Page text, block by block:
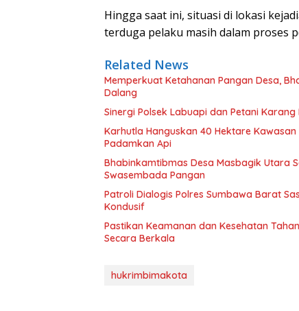
Hingga saat ini, situasi di lokasi
terduga pelaku masih dalam proses
Related News
Memperkuat Ketahanan Pangan Desa,
Dalang
Sinergi Polsek Labuapi dan Petani
Karhutla Hanguskan 40 Hektare
Padamkan Api
Bhabinkamtibmas Desa Masbagik Utara
Swasembada Pangan
Patroli Dialogis Polres Sumbawa Barat
Kondusif
Pastikan Keamanan dan Kesehatan
Secara Berkala
hukrimbimakota